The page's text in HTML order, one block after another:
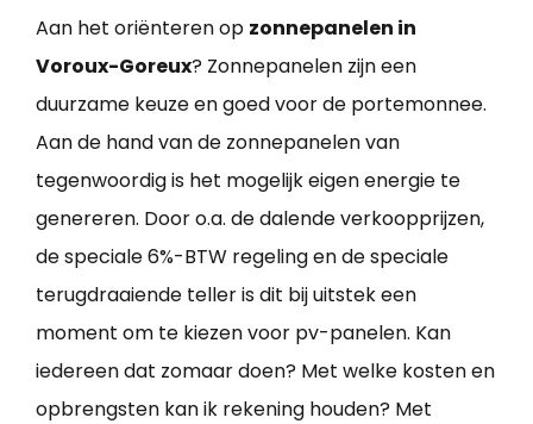
Aan het oriënteren op zonnepanelen in
Voroux-Goreux? Zonnepanelen zijn een
duurzame keuze en goed voor de portemonnee.
Aan de hand van de zonnepanelen van
tegenwoordig is het mogelijk eigen energie te
genereren. Door o.a. de dalende verkoopprijzen,
de speciale 6%-BTW regeling en de speciale
terugdraaiende teller is dit bij uitstek een
moment om te kiezen voor pv-panelen. Kan
iedereen dat zomaar doen? Met welke kosten en
opbrengsten kan ik rekening houden? Met